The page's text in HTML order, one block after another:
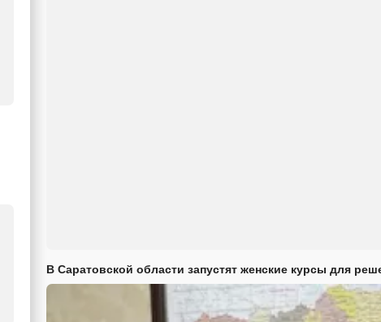
В Саратовской области запустят женские курсы для